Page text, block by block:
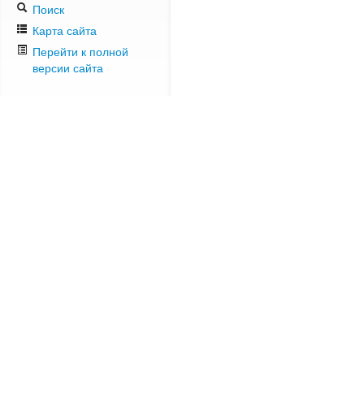
Поиск
Карта сайта
Перейти к полной
версии сайта